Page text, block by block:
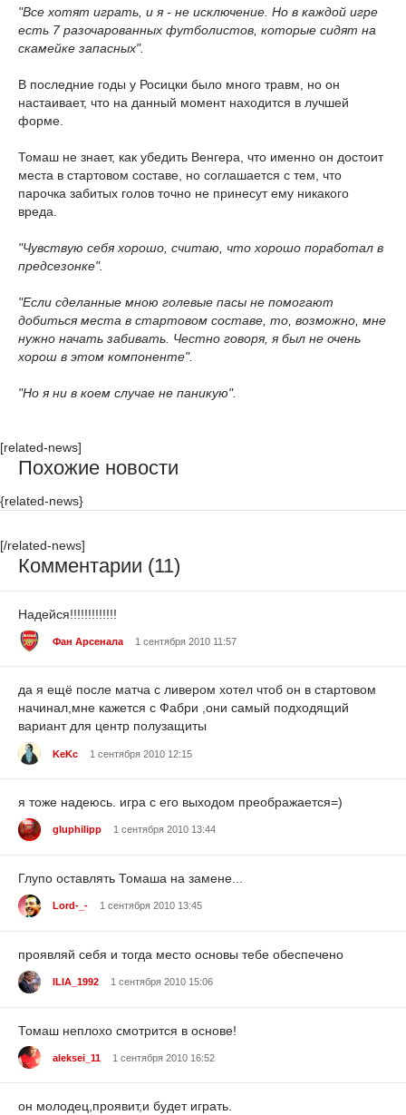
"Все хотят играть, и я - не исключение. Но в каждой игре
есть 7 разочарованных футболистов, которые сидят на
скамейке запасных".
В последние годы у Росицки было много травм, но он
настаивает, что на данный момент находится в лучшей
форме.
Томаш не знает, как убедить Венгера, что именно он достоит
места в стартовом составе, но соглашается с тем, что
парочка забитых голов точно не принесут ему никакого
вреда.
"Чувствую себя хорошо, считаю, что хорошо поработал в
предсезонке".
"Если сделанные мною голевые пасы не помогают
добиться места в стартовом составе, то, возможно, мне
нужно начать забивать. Честно говоря, я был не очень
хорош в этом компоненте".
"Но я ни в коем случае не паникую".
[related-news]
Похожие новости
{related-news}
[/related-news]
Комментарии (11)
Надейся!!!!!!!!!!!!!
Фан Арсенала 1 сентября 2010 11:57
да я ещё после матча с ливером хотел чтоб он в стартовом
начинал,мне кажется с Фабри ,они самый подходящий
вариант для центр полузащиты
KeKc 1 сентября 2010 12:15
я тоже надеюсь. игра с его выходом преображается=)
gluphilipp 1 сентября 2010 13:44
Глупо оставлять Томаша на замене...
Lord-_- 1 сентября 2010 13:45
проявляй себя и тогда место основы тебе обеспечено
ILIA_1992 1 сентября 2010 15:06
Томаш неплохо смотрится в основе!
aleksei_11 1 сентября 2010 16:52
он молодец,проявит,и будет играть.